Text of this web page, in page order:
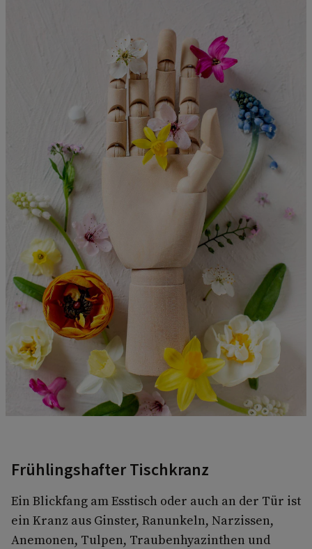
Frühlingshafter Tischkranz
Ein Blickfang am Esstisch oder auch an der Tür ist
ein Kranz aus Ginster, Ranunkeln, Narzissen,
Anemonen, Tulpen, Traubenhyazinthen und